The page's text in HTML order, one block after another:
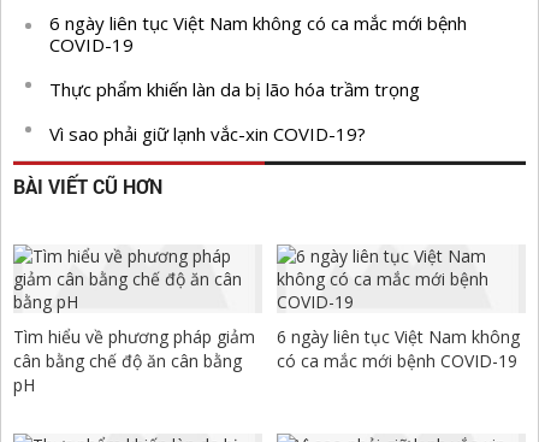
6 ngày liên tục Việt Nam không có ca mắc mới bệnh
COVID-19
Thực phẩm khiến làn da bị lão hóa trầm trọng
Vì sao phải giữ lạnh vắc-xin COVID-19?
BÀI VIẾT CŨ HƠN
Tìm hiểu về phương pháp giảm
cân bằng chế độ ăn cân bằng
pH
6 ngày liên tục Việt Nam không
có ca mắc mới bệnh COVID-19